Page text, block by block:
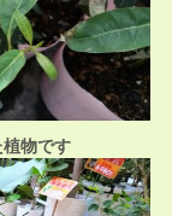
植物です